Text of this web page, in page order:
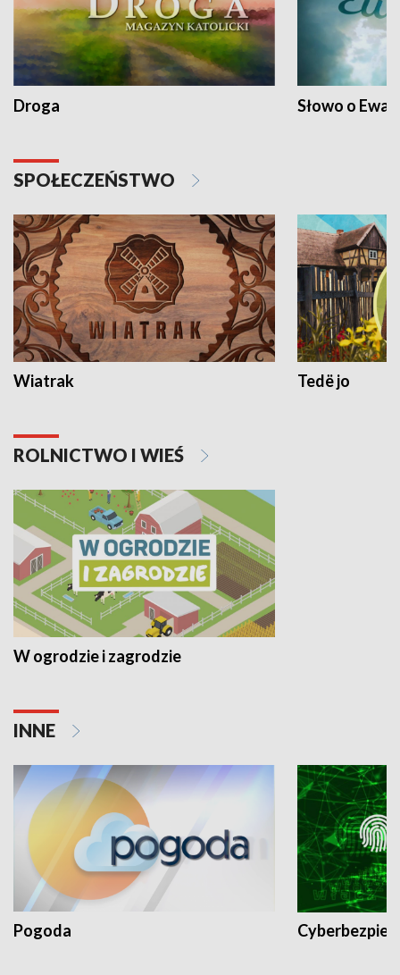
Droga Słowo o
SPOŁECZEŃSTWO
Wiatrak Tedë jo
ROLNICTWO I WIEŚ
W ogrodzie i zagrodzie
INNE
Pogoda